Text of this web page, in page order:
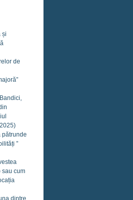
și
de
pătrunde
”
sau cum
dintre